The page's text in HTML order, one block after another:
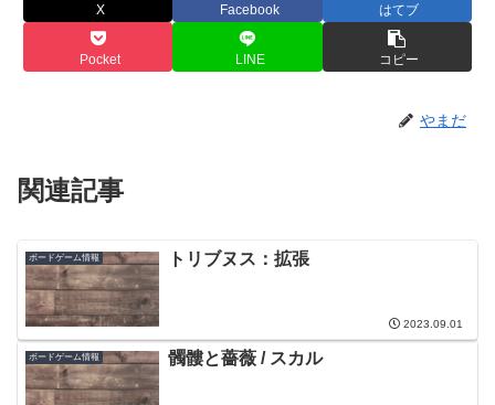
X Facebook はてブ
Pocket LINE コピー
やまだ
関連記事
ボードゲーム情報 トリブヌス：拡張
2023.09.01
ボードゲーム情報 髑髏と薔薇 / スカル